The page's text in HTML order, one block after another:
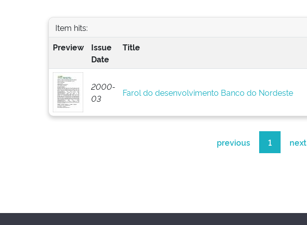
Item hits:
Preview
Issue
Date
Title
2000-
03
Farol do desenvolvimento Banco do Nordeste
previous 1 next